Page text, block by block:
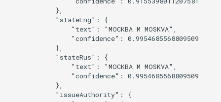
            },
            "stateEng": {
                "text": "МОСКВА M MOSKVA",
                "confidence": 0.9954685568809509
            },
            "stateRus": {
                "text": "МОСКВА M MOSKVA",
                "confidence": 0.9954685568809509
            },
            "issueAuthority": {